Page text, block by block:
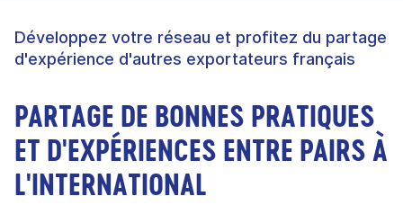
Développez votre réseau et profitez du partage
d'expérience d'autres exportateurs français
PARTAGE DE BONNES PRATIQUES
ET D'EXPÉRIENCES ENTRE PAIRS À
L'INTERNATIONAL